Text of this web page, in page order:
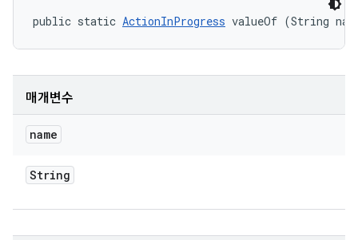
public static ActionInProgress valueOf (String
매개변수
name
String